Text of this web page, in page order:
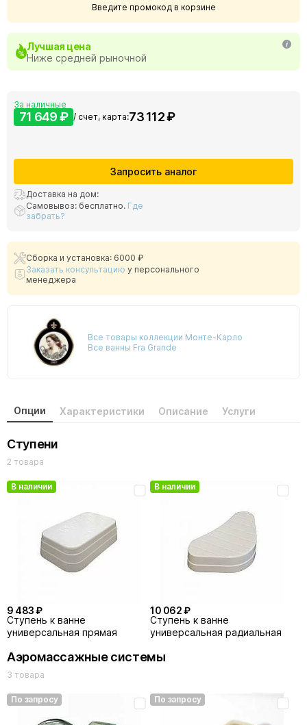
Введите промокод в корзине
Лучшая цена
Ниже средней рыночной
За наличные
71 649 ₽ / счет, карта:73 112 ₽
Запросить аналог
Доставка на дом:
Самовывоз: бесплатно. Где
забрать?
Сборка и установка: 6000 ₽
Заказать консультацию у персонального
менеджера
Все товары коллекции Монте-Карло
Все ванны Fra Grande
Опции Характеристики Описание Услуги
Ступени
2 товара
В наличии
9 483 ₽
Cтупень к ванне
универсальная прямая
В наличии
10 062 ₽
Ступень к ванне
универсальная радиальная
Аэромассажные системы
3 товара
По запросу По запросу